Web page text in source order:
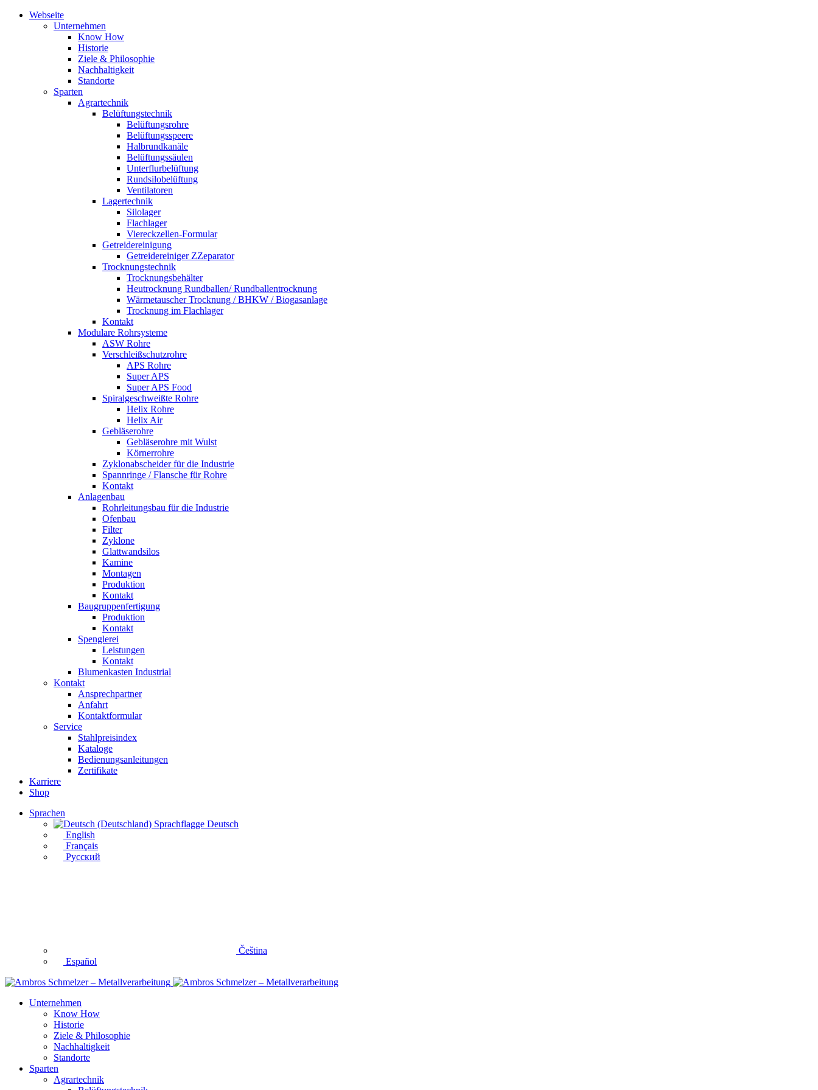
Webseite
Unternehmen
Know How
Historie
Ziele & Philosophie
Nachhaltigkeit
Standorte
Sparten
Agrartechnik
Belüftungstechnik
Belüftungsrohre
Belüftungsspeere
Halbrundkanäle
Belüftungssäulen
Unterflurbelüftung
Rundsilobelüftung
Ventilatoren
Lagertechnik
Silolager
Flachlager
Viereckzellen-Formular
Getreidereinigung
Getreidereiniger ZZeparator
Trocknungstechnik
Trocknungsbehälter
Heutrocknung Rundballen/ Rundballentrocknung
Wärmetauscher Trocknung / BHKW / Biogasanlage
Trocknung im Flachlager
Kontakt
Modulare Rohrsysteme
ASW Rohre
Verschleißschutzrohre
APS Rohre
Super APS
Super APS Food
Spiralgeschweißte Rohre
Helix Rohre
Helix Air
Gebläserohre
Gebläserohre mit Wulst
Körnerrohre
Zyklonabscheider für die Industrie
Spannringe / Flansche für Rohre
Kontakt
Anlagenbau
Rohrleitungsbau für die Industrie
Ofenbau
Filter
Zyklone
Glattwandsilos
Kamine
Montagen
Produktion
Kontakt
Baugruppenfertigung
Produktion
Kontakt
Spenglerei
Leistungen
Kontakt
Blumenkasten Industrial
Kontakt
Ansprechpartner
Anfahrt
Kontaktformular
Service
Stahlpreisindex
Kataloge
Bedienungsanleitungen
Zertifikate
Karriere
Shop
Sprachen
Deutsch
English
Français
Русский
Čeština
Español
Unternehmen
Know How
Historie
Ziele & Philosophie
Nachhaltigkeit
Standorte
Sparten
Agrartechnik